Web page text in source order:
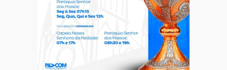
Programa Speak Up reúne estudantes